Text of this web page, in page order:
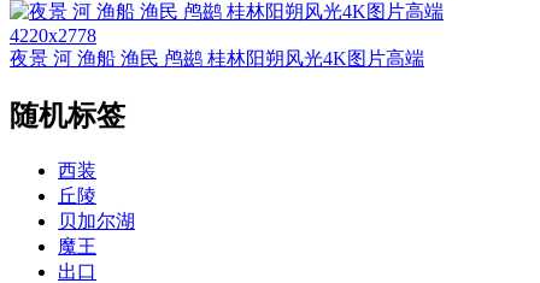
4220x2778
夜景 河 渔船 渔民 鸬鹚 桂林阳朔风光4K图片高端
随机标签
西装
丘陵
贝加尔湖
魔王
出口